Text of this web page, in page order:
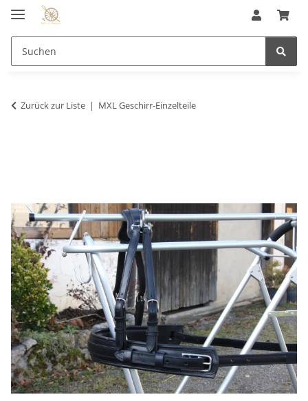
Zurück zur Liste MXL Geschirr-Einzelteile